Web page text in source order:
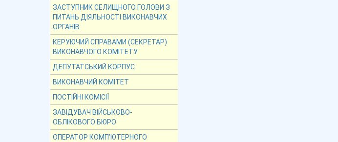
ЗАСТУПНИК СЕЛИЩНОГО ГОЛОВИ З
ПИТАНЬ ДІЯЛЬНОСТІ ВИКОНАВЧИХ
ОРГАНІВ
КЕРУЮЧИЙ СПРАВАМИ (СЕКРЕТАР)
ВИКОНАВЧОГО КОМІТЕТУ
ДЕПУТАТСЬКИЙ КОРПУС
ВИКОНАВЧИЙ КОМІТЕТ
ПОСТІЙНІ КОМІСІЇ
ЗАВІДУВАЧ ВІЙСЬКОВО-
ОБЛІКОВОГО БЮРО
ОПЕРАТОР КОМП’ЮТЕРНОГО